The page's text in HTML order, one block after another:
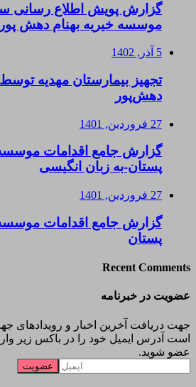
گزارش پویش اطلاع رسانی
موسسه خیریه بهنام دهش پور
5 آذر, 1402
تجهیز بیمارستان مهدیه
دهش‌پور
27 فروردین, 1401
گزارش جامع اقدامات
پستان-به زبان انگیسی
27 فروردین, 1401
گزارش جامع اقدامات
پستان
Recent Comments
عضویت در خبرنامه
جهت دریافت آخرین اخبار و رویدادهای
است آدرس ایمیل خود را در باکس زیر
عضو شوید.